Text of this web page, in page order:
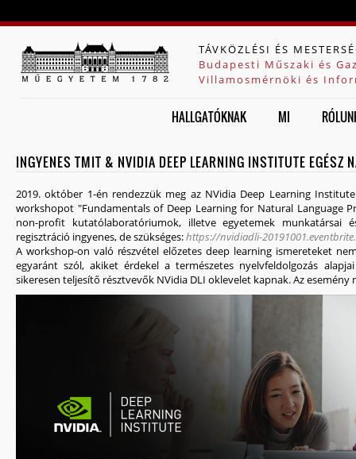
TÁVKÖZLÉSI ÉS
Budapesti Műszaki és
Villamosmérnöki és
HALLGATÓKNAK MI
INGYENES TMIT & NVIDIA DEEP LEARNING INSTITUTE EGÉSZ
2019. október 1-én rendezzük meg az NVidia Deep Learning
workshopot "Fundamentals of Deep Learning for Natural Language
non-profit kutatólaboratóriumok, illetve egyetemek munkatársai
regisztráció ingyenes, de szükséges:https://nvidiadli-
A workshop-on való részvétel előzetes deep learning ismereteket
egyaránt szól, akiket érdekel a természetes nyelvfeldolgozás
sikeresen teljesítő résztvevők NVidia DLI oklevelet kapnak. Az esemény